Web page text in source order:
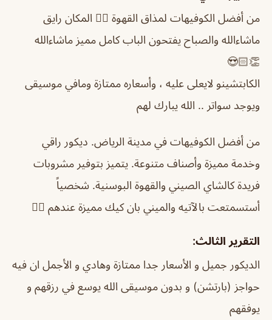
من أفضل الكوفيهات لمذاق القهوة 👌🏻 المكان رايق
ماشاءالله والصباح يفتحون الباب كامل مميز ماشاءالله
👏🏻😍
الكابتشينو لايعلى عليه ، وأسعاره ممتازة ومافي موسيقى
ويوجد سواتر .. الله يبارك لهم
من أفضل الكوفيهات في مدينة الرياض. ديكور راقي
وخدمة مميزة وأصناف متنوعة. يتميز بتوفير مشروبات
فريدة كالشاي الصيني والقهوة البوسنية. شخصياً
أستسمتعت بالآتيه والميني بان كيك مميزة عندهم 👌🏼
التقرير الثالث:
الديكور جميل و الأسعار جدا ممتازة وهادي و الأجمل ان فيه
حواجز (بارتشن) و بدون موسيقى الله يوسع في رزقهم و
يوفقهم